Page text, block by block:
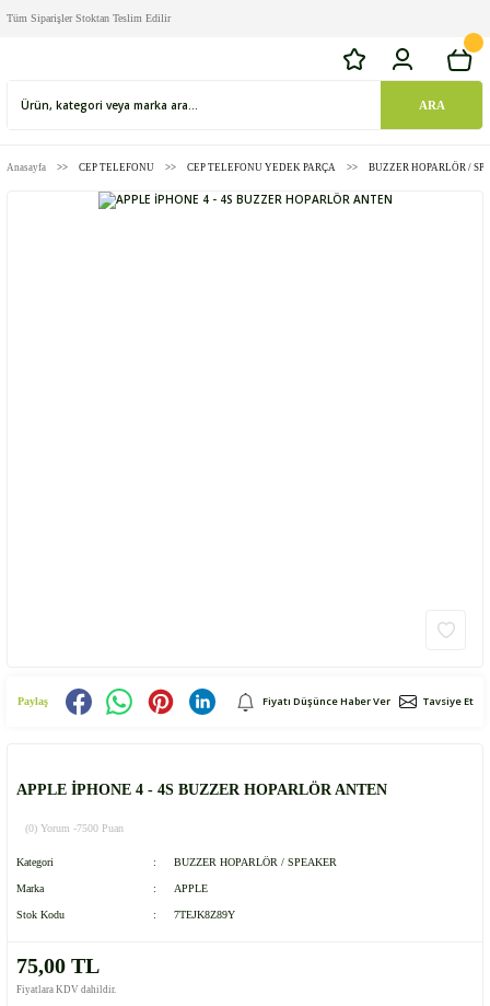
Tüm Siparişler Stoktan Teslim Edilir
ARA
Anasayfa CEP TELEFONU CEP TELEFONU YEDEK PARÇA BUZZER HOPARLÖR /
Paylaş Fiyatı Düşünce Haber Ver Tavsiye Et
APPLE İPHONE 4 - 4S BUZZER HOPARLÖR ANTEN
(0) Yorum -7500 Puan
Kategori BUZZER HOPARLÖR / SPEAKER
Marka APPLE
Stok Kodu 7TEJK8Z89Y
75,00 TL
Fiyatlara KDV dahildir.